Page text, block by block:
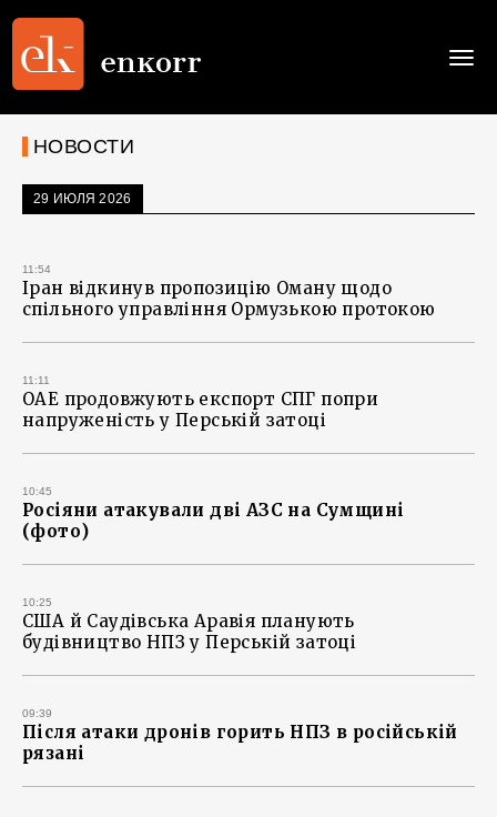
НОВОСТИ
29 ИЮЛЯ 2026
11:54
Іран відкинув пропозицію Оману щодо
спільного управління Ормузькою протокою
11:11
ОАЕ продовжують експорт СПГ попри
напруженість у Перській затоці
10:45
Росіяни атакували дві АЗС на Сумщині
(фото)
10:25
США й Саудівська Аравія планують
будівництво НПЗ у Перській затоці
09:39
Після атаки дронів горить НПЗ в російській
рязані